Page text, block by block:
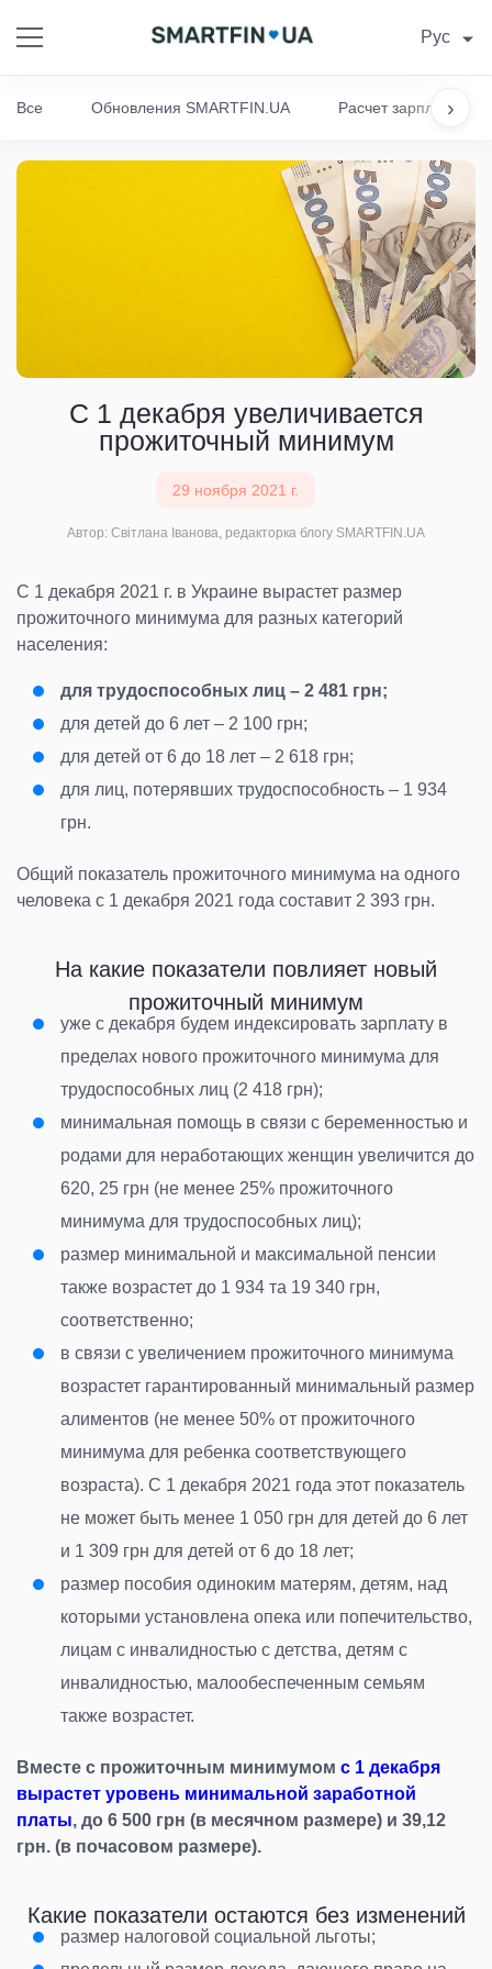
Рус
›
Все Обновления SMARTFIN.UA Расчет зарплаты
С 1 декабря увеличивается
прожиточный минимум
29 ноября 2021 г.
Автор: Світлана Іванова, редакторка блогу SMARTFIN.UA
С 1 декабря 2021 г. в Украине вырастет размер
прожиточного минимума для разных категорий
населения:
для трудоспособных лиц – 2 481 грн;
для детей до 6 лет – 2 100 грн;
для детей от 6 до 18 лет – 2 618 грн;
для лиц, потерявших трудоспособность – 1 934
грн.
Общий показатель прожиточного минимума на одного
человека с 1 декабря 2021 года составит 2 393 грн.
На какие показатели повлияет новый
прожиточный минимум
уже с декабря будем индексировать зарплату в
пределах нового прожиточного минимума для
трудоспособных лиц (2 418 грн);
минимальная помощь в связи с беременностью и
родами для неработающих женщин увеличится до
620, 25 грн (не менее 25% прожиточного
минимума для трудоспособных лиц);
размер минимальной и максимальной пенсии
также возрастет до 1 934 та 19 340 грн,
соответственно;
в связи с увеличением прожиточного минимума
возрастет гарантированный минимальный размер
алиментов (не менее 50% от прожиточного
минимума для ребенка соответствующего
возраста). С 1 декабря 2021 года этот показатель
не может быть менее 1 050 грн для детей до 6 лет
и 1 309 грн для детей от 6 до 18 лет;
размер пособия одиноким матерям, детям, над
которыми установлена опека или попечительство,
лицам с инвалидностью с детства, детям с
инвалидностью, малообеспеченным семьям
также возрастет.
Вместе с прожиточным минимумом с 1 декабря
вырастет уровень минимальной заработной
платы, до 6 500 грн (в месячном размере) и 39,12
грн. (в почасовом размере).
Какие показатели остаются без изменений
размер налоговой социальной льготы;